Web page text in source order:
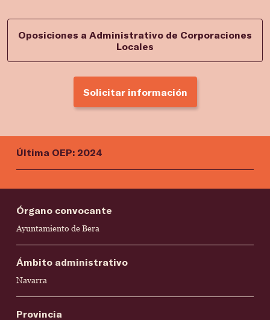
Oposiciones a Administrativo de Corporaciones
Locales
Solicitar información
Última OEP: 2024
Órgano convocante
Ayuntamiento de Bera
Ámbito administrativo
Navarra
Provincia